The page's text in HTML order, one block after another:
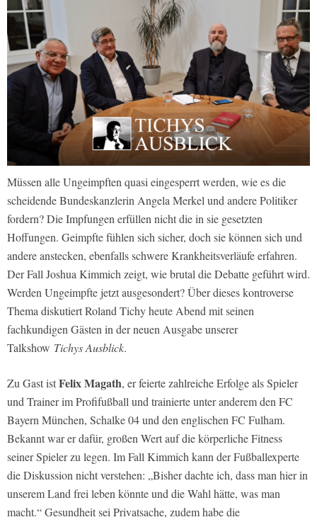
Müssen alle Ungeimpften quasi eingesperrt werden, wie es die
scheidende Bundeskanzlerin Angela Merkel und andere Politiker
fordern? Die Impfungen erfüllen nicht die in sie gesetzten
Hoffungen. Geimpfte fühlen sich sicher, doch sie können sich und
andere anstecken, ebenfalls schwere Krankheitsverläufe erfahren.
Der Fall Joshua Kimmich zeigt, wie brutal die Debatte geführt wird.
Werden Ungeimpfte jetzt ausgesondert? Über dieses kontroverse
Thema diskutiert Roland Tichy heute Abend mit seinen
fachkundigen Gästen in der neuen Ausgabe unserer
Talkshow Tichys Ausblick.
Zu Gast istFelix Magath, er feierte zahlreiche Erfolge als Spieler
und Trainer im Profifußball und trainierte unter anderem den FC
Bayern München, Schalke 04 und den englischen FC Fulham.
Bekannt war er dafür, großen Wert auf die körperliche Fitness
seiner Spieler zu legen. Im Fall Kimmich kann der Fußballexperte
die Diskussion nicht verstehen: „Bisher dachte ich, dass man hier in
unserem Land frei leben könnte und die Wahl hätte, was man
macht.“ Gesundheit sei Privatsache, zudem habe die